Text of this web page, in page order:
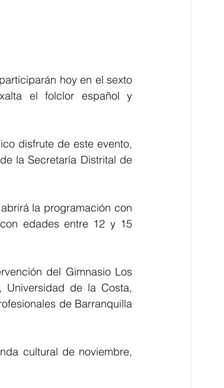
hoy en el sexto
el folclor español y
disfrute de este evento,
la Secretaría Distrital de
la programación con
edades entre 12 y 15
del Gimnasio Los
Universidad de la Costa,
de Barranquilla
cultural de noviembre,